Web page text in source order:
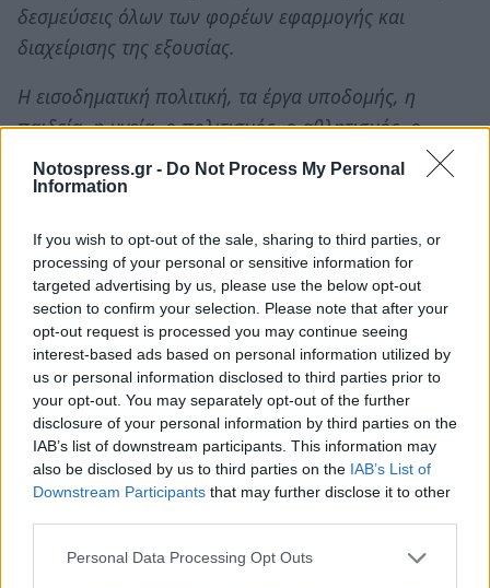
Notospress.gr - Do Not Process My Personal
Information
If you wish to opt-out of the sale, sharing to third parties, or
processing of your personal or sensitive information for
targeted advertising by us, please use the below opt-out
section to confirm your selection. Please note that after your
opt-out request is processed you may continue seeing
interest-based ads based on personal information utilized by
us or personal information disclosed to third parties prior to
your opt-out. You may separately opt-out of the further
disclosure of your personal information by third parties on the
IAB’s list of downstream participants. This information may
also be disclosed by us to third parties on the IAB’s List of
Downstream Participants that may further disclose it to other
Personal Data Processing Opt Outs
δεσμεύσεις όλων των φορέων εφαρμογής και
διαχείρισης της εξουσίας.
Η εισοδηματική πολιτική, τα έργα υποδομής, η
παιδεία, η υγεία, ο πολιτισμός, ο αθλητισμός, ο
ελεύθερος χρόνος δεν είναι απλά δικαιώματα, αλλά
υποχρέωση της Πολιτείας να τα κατοχυρώσει.
συμμετοχή του κράτους, της Περιφέρειας και των
Δήμων πρέπει να γίνει άμεση, ώστε να βοηθήσει την
αγρότισσα στο δύσκολο ρόλο και έργο που βιώνει
καθημερινά.
Καλωσορίζουμε τις αγρότισσες της Ελλάδας σε μια
υπέροχη περιοχή, με υπερήφανους και αξιοπρεπείς
πολίτες.
Είμαστε βέβαιοι ως Δήμος Ευρώτα, ότι θα
ανταποκριθούμε με τον καλύτερο δυνατό τρόπο στις
προσδοκίες τόσο του ΥΠ.Α.Α.Τ. για τη
συνδιοργάνωση του Πανελλήνιου Συνεδρίου, όσο